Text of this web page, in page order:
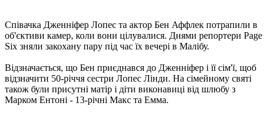
Співачка Дженніфер Лопес та актор Бен Аффлек потрапили в
об'єктиви камер, коли вони цілувалися. Днями репортери Page
Six зняли закохану пару під час їх вечері в Малібу.
Відзначається, що Бен приєднався до Дженніфер і її сім'ї, щоб
відзначити 50-річчя сестри Лопес Лінди. На сімейному святі
також були присутні матір і діти виконавиці від шлюбу з
Марком Ентоні - 13-річні Макс та Емма.